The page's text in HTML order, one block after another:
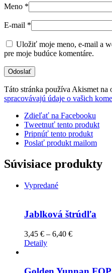
Meno *
E-mail *
Uložiť moje meno, e-mail a
pre moje budúce komentáre.
Táto stránka používa Akismet na
spracovávajú údaje o vašich
Zdieľať na Facebooku
Tweetnuť tento produkt
Pripnúť tento produkt
Poslať produkt mailom
Súvisiace produkty
Vypredané
Jablková štrúdľa
3,45 € – 6,40 €Price
6,40 €
Detaily